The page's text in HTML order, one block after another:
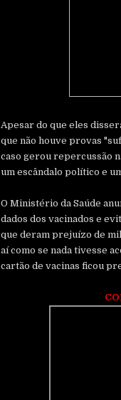
Apesar do que eles
que não houve provas
caso gerou repercussão
um escândalo político e
O Ministério da Saúde
dados dos vacinados e
que deram prejuízo de
aí como se nada tivesse
cartão de vacinas ficou